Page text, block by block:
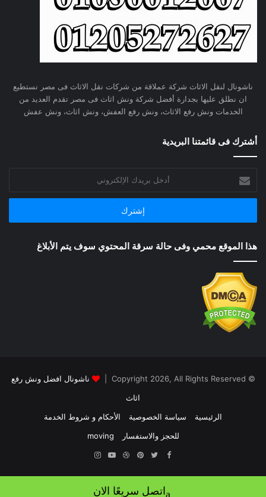
ناشونال لنقل الاثاث شركة عملاقة من شركات نقل الاثاث فى مصر نستطيع
ان نطلق عليها بجدارة أفضل شركة ونش اثاث فى مصر تقدم العديد من
الخدمات ونش رفع الاثاث، ونش رفع العفش، ونش اثاث، ونش عفش
أشترك فى قائمتنا البريدية
بريدك
الإلكتروني
هذا الموقع محمي وفى حالة سرقة المحتوي سوف يتم الأبلاغ
© Copyright 2026, All Rights Reserved |
ناشونال افضل ونش رفع
اثاث
الرئيسية
سياسة الخصوصية
الأحكام و شروط الخدمة
للحجز والاستفسار
moving
Facebook
Twitter
Pinterest
Dribbble
YouTube
اتصل سريعًا الان